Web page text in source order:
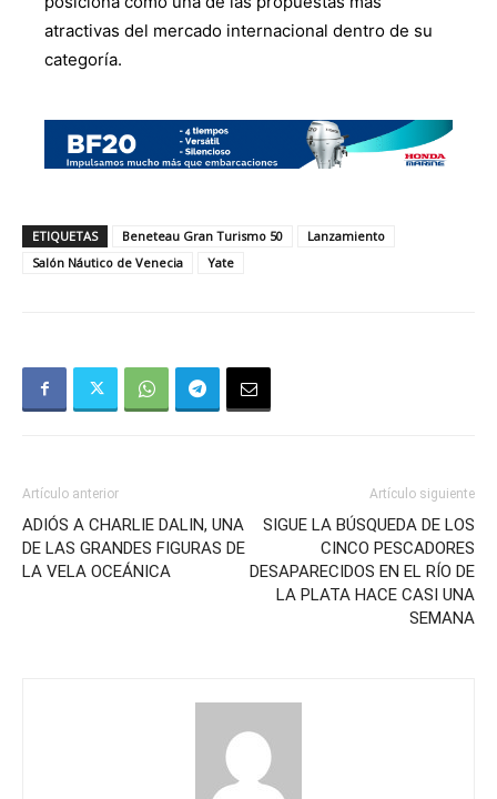
atractivas del mercado internacional dentro de su
categoría.
ETIQUETAS Beneteau Gran Turismo 50
Lanzamiento
Salón Náutico de Venecia
Yate
Artículo anterior
ADIÓS A CHARLIE DALIN, UNA
DE LAS GRANDES FIGURAS DE
LA VELA OCEÁNICA
Artículo siguiente
SIGUE LA BÚSQUEDA DE LOS
CINCO PESCADORES
DESAPARECIDOS EN EL RÍO DE
LA PLATA HACE CASI UNA
SEMANA